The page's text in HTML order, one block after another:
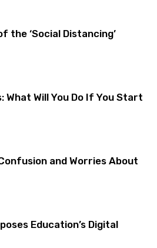
the ‘Social Distancing’
What Will You Do If You Start
and Worries About
Education’s Digital